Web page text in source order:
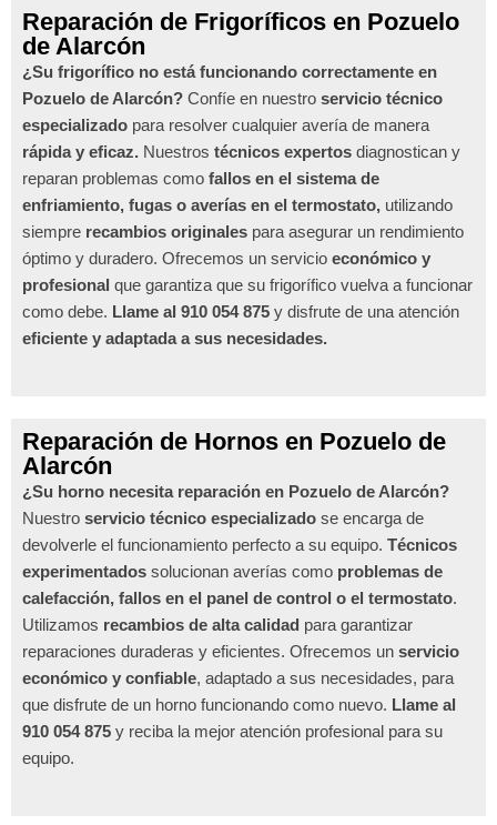
Reparación de Frigoríficos en Pozuelo
de Alarcón
¿Su frigorífico no está funcionando correctamente en
Pozuelo de Alarcón? Confíe en nuestro servicio técnico
especializado para resolver cualquier avería de manera
rápida y eficaz. Nuestros técnicos expertos diagnostican y
reparan problemas como fallos en el sistema de
enfriamiento, fugas o averías en el termostato, utilizando
siempre recambios originales para asegurar un rendimiento
óptimo y duradero. Ofrecemos un servicio económico y
profesional que garantiza que su frigorífico vuelva a funcionar
como debe. Llame al 910 054 875 y disfrute de una atención
eficiente y adaptada a sus necesidades.
Reparación de Hornos en Pozuelo de
Alarcón
¿Su horno necesita reparación en Pozuelo de Alarcón?
Nuestro servicio técnico especializado se encarga de
devolverle el funcionamiento perfecto a su equipo. Técnicos
experimentados solucionan averías como problemas de
calefacción, fallos en el panel de control o el termostato.
Utilizamos recambios de alta calidad para garantizar
reparaciones duraderas y eficientes. Ofrecemos un servicio
económico y confiable, adaptado a sus necesidades, para
que disfrute de un horno funcionando como nuevo. Llame al
910 054 875 y reciba la mejor atención profesional para su
equipo.